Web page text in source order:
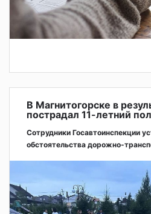
В Магнитогорске в
пострадал 11-летний
Сотрудники Госавтоинспекции
обстоятельства дорожно-